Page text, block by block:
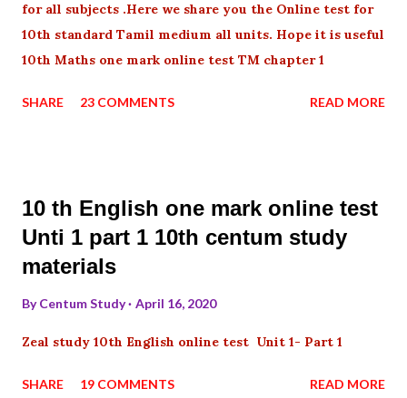
for all subjects .Here we share you the Online test for
10th standard Tamil medium all units. Hope it is useful
10th Maths one mark online test TM chapter 1
SHARE 23 COMMENTS READ MORE
10 th English one mark online test
Unti 1 part 1 10th centum study
materials
ByCentum Study April 16, 2020
Zeal study 10th English online test Unit 1- Part 1
SHARE 19 COMMENTS READ MORE